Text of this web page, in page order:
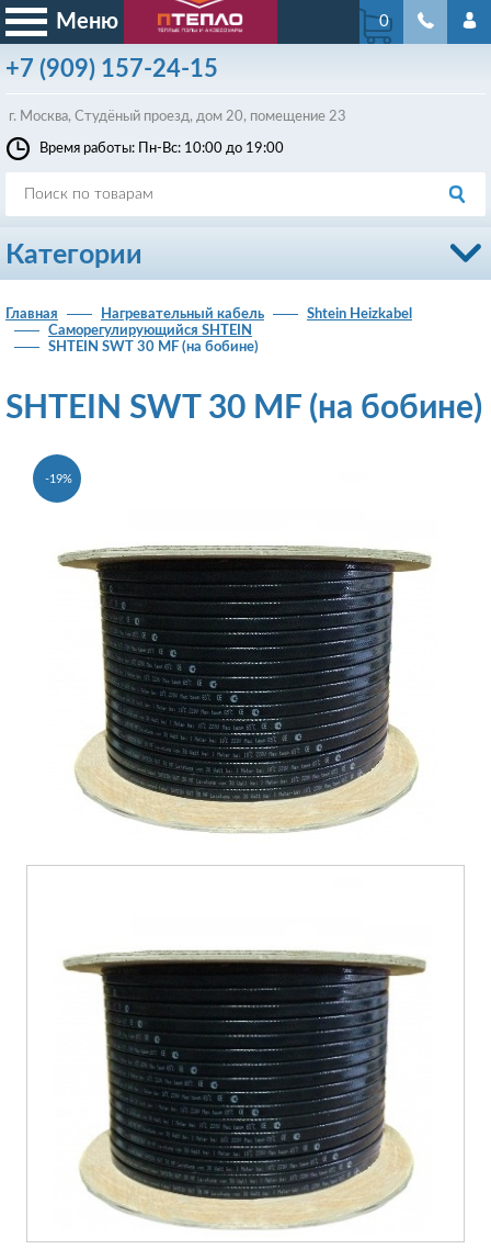
Меню
+7 (909) 157-24-15
г. Москва, Студёный проезд, дом 20, помещение 23
0
Время работы: Пн-Вс: 10:00 до 19:00
Категории
Главная Нагревательный кабель
Shtein Heizkabel
Cаморегулирующийся SHTEIN
SHTEIN SWT 30 MF (на бобине)
SHTEIN SWT 30 MF (на бобине)
-19%